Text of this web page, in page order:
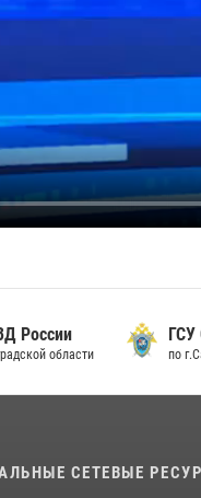
ГСУ
по г.Санкт-
СЕТЕВЫЕ